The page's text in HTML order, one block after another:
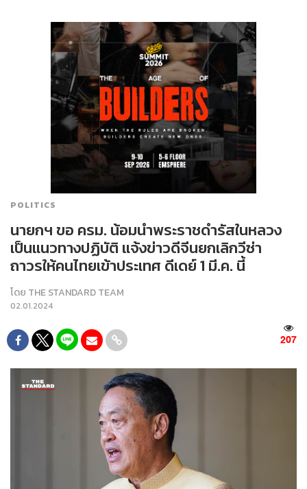
POLITICS
นายกฯ ขอ ครม. น้อมนำพระราชดำรัสในหลวง
เป็นแนวทางปฏิบัติ แจ้งข่าวดีจีนยกเลิกวีซ่า
ถาวรให้คนไทยเข้าประเทศ ดีเดย์ 1 มี.ค. นี้
โดย THE STANDARD TEAM
02.01.2024
207